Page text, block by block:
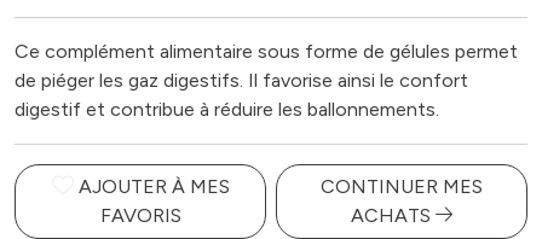
Ce complément alimentaire sous forme de gélules permet
de piéger les gaz digestifs. Il favorise ainsi le confort
digestif et contribue à réduire les ballonnements.
AJOUTER À MES
FAVORIS
CONTINUER MES
ACHATS